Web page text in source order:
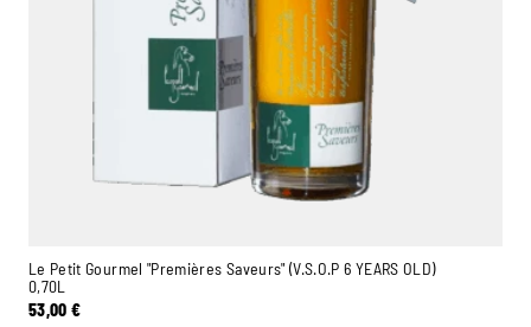
Le Petit Gourmel "Premières Saveurs" (V.S.O.P 6 YEARS OLD)
0,70L
53,00€